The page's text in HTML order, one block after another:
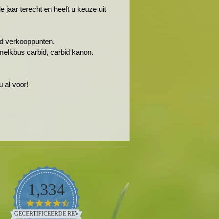
jaar terecht en heeft u keuze uit
verkooppunten.
carbid, carbid kanon.
al voor!
1,334
4.5
star
GECERTIFICEERDE REVIEWS